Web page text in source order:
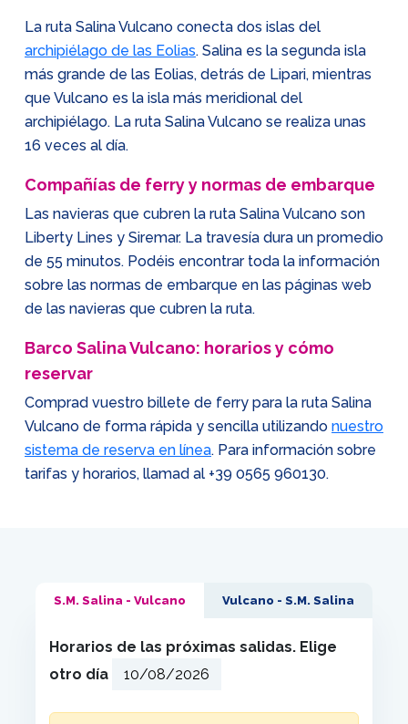
La ruta Salina Vulcano conecta dos islas del
archipiélago de las Eolias. Salina es la segunda isla
más grande de las Eolias, detrás de Lipari, mientras
que Vulcano es la isla más meridional del
archipiélago. La ruta Salina Vulcano se realiza unas
16 veces al día.
Compañías de ferry y normas de embarque
Las navieras que cubren la ruta Salina Vulcano son
Liberty Lines y Siremar. La travesía dura un promedio
de 55 minutos. Podéis encontrar toda la información
sobre las normas de embarque en las páginas web
de las navieras que cubren la ruta.
Barco Salina Vulcano: horarios y cómo
reservar
Comprad vuestro billete de ferry para la ruta Salina
Vulcano de forma rápida y sencilla utilizando nuestro
sistema de reserva en línea. Para información sobre
tarifas y horarios, llamad al +39 0565 960130.
S.M. Salina - Vulcano Vulcano - S.M. Salina
Horarios de las próximas salidas. Elige
otro día